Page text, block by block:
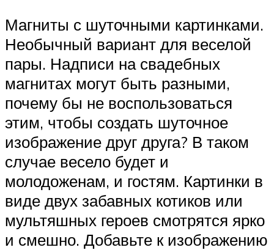
Магниты с шуточными картинками.
Необычный вариант для веселой
пары. Надписи на свадебных
магнитах могут быть разными,
почему бы не воспользоваться
этим, чтобы создать шуточное
изображение друг друга? В таком
случае весело будет и
молодоженам, и гостям. Картинки в
виде двух забавных котиков или
мультяшных героев смотрятся ярко
и смешно. Добавьте к изображению